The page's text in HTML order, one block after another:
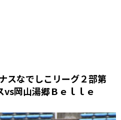
スなでしこリーグ２部第
岡山湯郷Ｂｅｌｌｅ